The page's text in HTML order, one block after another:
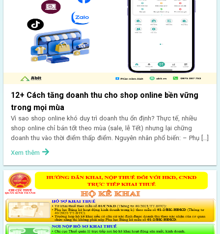
12+ Cách tăng doanh thu cho shop online bền vững
trong mọi mùa
Vì sao shop online khó duy trì doanh thu ổn định? Thực tế, nhiều
shop online chỉ bán tốt theo mùa (sale, lễ Tết) nhưng lại chững
doanh thu vào thời điểm thấp điểm. Nguyên nhân phổ biến: – Phụ […]
Xem thêm